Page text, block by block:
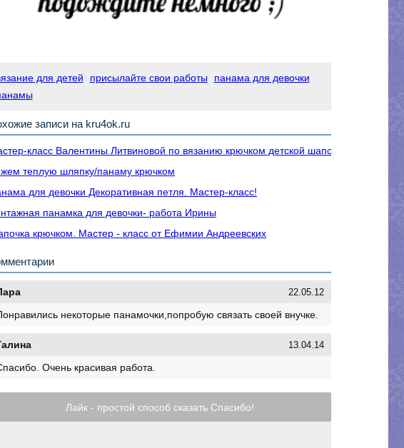
для детей присылайте свои работы
панама для девочки
записи на kru4ok.ru
класс Валентины Литвиновой по вязанию крючком детской шапочки–панамочки
теплую шляпку/панаму крючком
для девочки Декоративная петля. Мастер-класс!
панамка для девочки- работа Ирины
крючком. Мастер - класс от Ефимии Андреевских
22.05.12
некоторые панамочки,попробую связать своей внучке.
13.04.14
Очень красивая работа.
Лайк - простой способ сказать Спасибо!